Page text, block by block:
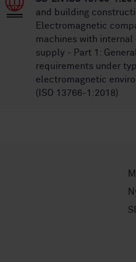
and building
Electromagnetic
machines with
supply - Part 1:
requirements under
electromagnetic
(ISO 13766-1:2018)